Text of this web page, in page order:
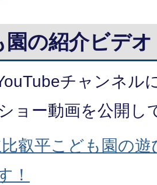
園の紹介ビデオ
チャンネル
ョー動画を公開し
叡平こども園の
！